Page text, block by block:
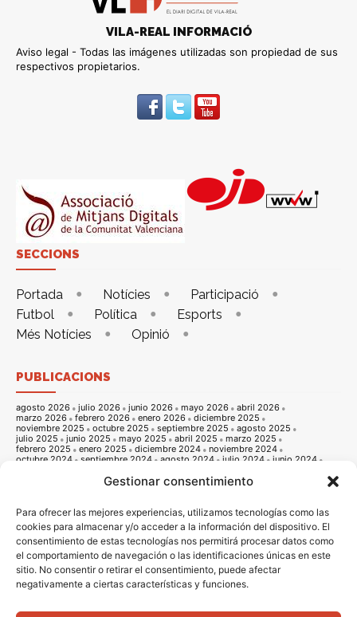
Gestionar consentimiento
Para ofrecer las mejores experiencias, utilizamos tecnologías como las
cookies para almacenar y/o acceder a la información del dispositivo. El
consentimiento de estas tecnologías nos permitirá procesar datos como
el comportamiento de navegación o las identificaciones únicas en este
sitio. No consentir o retirar el consentimiento, puede afectar
negativamente a ciertas características y funciones.
VILA-REAL INFORMACIÓ
Aviso legal - Todas las imágenes utilizadas son propiedad de sus
respectivos propietarios.
SECCIONS
Portada Notícies
Participació
Futbol
Política
Esports
Més Notícies
Opinió
PUBLICACIONS
agosto 2026 julio 2026 junio 2026 mayo 2026
abril 2026
marzo 2026
febrero 2026 enero 2026
diciembre 2025
noviembre 2025
octubre 2025 septiembre 2025
agosto 2025
julio 2025
junio 2025 mayo 2025 abril 2025
marzo 2025
febrero 2025
enero 2025 diciembre 2024
noviembre 2024
octubre 2024
septiembre 2024 agosto 2024 julio 2024
junio 2024
noviembre 2023 octubre 2023
septiembre 2023
julio 2023 junio 2023 mayo 2023
abril 2023
noviembre 2022
octubre 2022 septiembre 2022
agosto 2022
julio 2022
junio 2022 mayo 2022 abril 2022
marzo 2022
febrero 2022
enero 2022 diciembre 2021
noviembre 2021
octubre 2021
septiembre 2021 agosto 2021 julio 2021
junio 2021
mayo 2021
abril 2021 marzo 2021 febrero 2021
enero 2021
diciembre 2020
noviembre 2020 octubre 2020
septiembre 2020
agosto 2020
julio 2020 junio 2020 mayo 2020
abril 2020
marzo 2020
febrero 2020 enero 2020 diciembre 2019
octubre 2019
agosto 2019
diciembre 2018
noviembre 2018 octubre 2018 septiembre 2018